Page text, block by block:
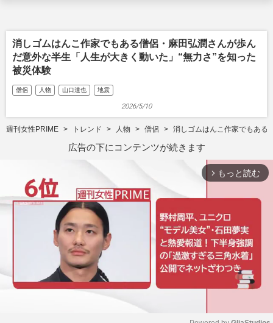
消しゴムはんこ作家でもある僧侶・麻田弘潤さんが歩ん
だ意外な半生「人生が大きく動いた」“無力さ”を知った
被災体験
僧侶 人物 山口達也 地震
2026/5/10
週刊女性PRIME トレンド 人物 僧侶 消しゴムはんこ作家でもある
広告の下にコンテンツが続きます
arrow_forward_ios もっと読む